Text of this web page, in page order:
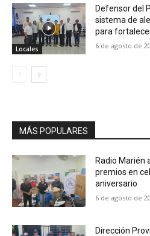
Locales
Defensor del
sistema de
para
6 de agosto de
MÁS POPULARES
Radio Marién
premios en
aniversario
6 de agosto de
Dirección